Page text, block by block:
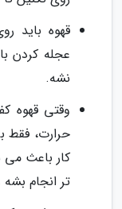
قهوه باید
عجله کردن
نشه.
وقتی قهوه
حرارت، فقط
کار باعث
تر انجام